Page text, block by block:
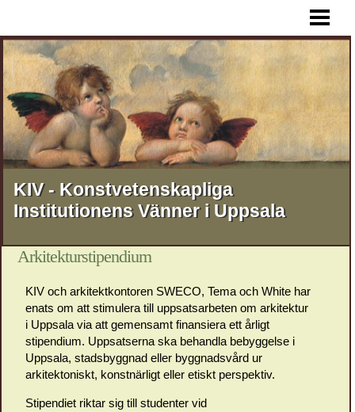
AKTUELLT
FÖREDRAG
RESOR
STIPENDIER
MEDLEMSSKAP
KONTAKT
OM KIV
KIV - Konstvetenskapliga
Institutionens Vänner i Uppsala
Arkitekturstipendium
KIV och arkitektkontoren SWECO, Tema och White har
enats om att stimulera till uppsatsarbeten om arkitektur
i Uppsala via att gemensamt finansiera ett årligt
stipendium. Uppsatserna ska behandla bebyggelse i
Uppsala, stadsbyggnad eller byggnadsvård ur
arkitektoniskt, konstnärligt eller etiskt perspektiv.
Stipendiet riktar sig till studenter vid